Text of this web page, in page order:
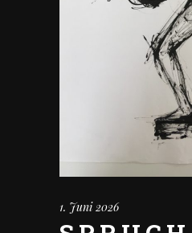
1. Juni 2026